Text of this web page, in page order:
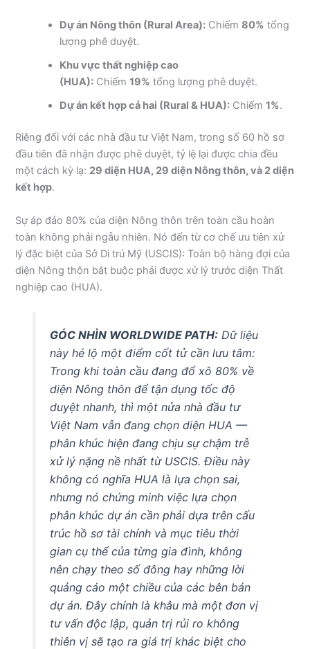
Dự án Nông thôn (Rural Area): Chiếm80% tổng
lượng phê duyệt.
Khu vực thất nghiệp cao
(HUA): Chiếm19% tổng lượng phê duyệt.
Dự án kết hợp cả hai (Rural & HUA): Chiếm1%.
Riêng đối với các nhà đầu tư Việt Nam, trong số 60 hồ sơ
đầu tiên đã nhận được phê duyệt, tỷ lệ lại được chia đều
một cách kỳ lạ: 29 diện HUA, 29 diện Nông thôn, và 2 diện
kết hợp.
Sự áp đảo 80% của diện Nông thôn trên toàn cầu hoàn
toàn không phải ngẫu nhiên. Nó đến từ cơ chế ưu tiên xử
lý đặc biệt của Sở Di trú Mỹ (USCIS): Toàn bộ hàng đợi của
diện Nông thôn bắt buộc phải được xử lý trước diện Thất
nghiệp cao (HUA).
GÓC NHÌN WORLDWIDE PATH:Dữ liệu
này hé lộ một điểm cốt tử cần lưu tâm:
Trong khi toàn cầu đang đổ xô 80% về
diện Nông thôn để tận dụng tốc độ
duyệt nhanh, thì một nửa nhà đầu tư
Việt Nam vẫn đang chọn diện HUA —
phân khúc hiện đang chịu sự chậm trễ
xử lý nặng nề nhất từ USCIS. Điều này
không có nghĩa HUA là lựa chọn sai,
nhưng nó chứng minh việc lựa chọn
phân khúc dự án cần phải dựa trên cấu
trúc hồ sơ tài chính và mục tiêu thời
gian cụ thể của từng gia đình, không
nên chạy theo số đông hay những lời
quảng cáo một chiều của các bên bán
dự án. Đây chính là khâu mà một đơn vị
tư vấn độc lập, quản trị rủi ro không
thiên vị sẽ tạo ra giá trị khác biệt cho